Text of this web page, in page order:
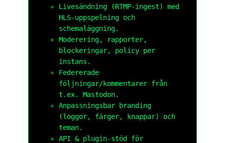
Livesändning (RTMP-ingest) med
HLS-uppspelning och
schemaläggning.
Moderering, rapporter,
blockeringar, policy per
instans.
Federerade
följningar/kommentarer från
t.ex. Mastodon.
Anpassningsbar branding
(loggor, färger, knappar) och
teman.
API & plugin-stöd för